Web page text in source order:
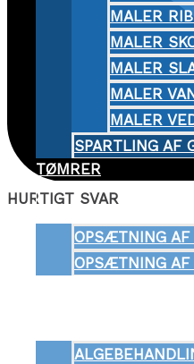
MALER
MALER
MALER
MALER
MALER
SPARTLING AF
TØMRER
OPSÆTNING AF
OPSÆTNING AF
HURTIGT SVAR